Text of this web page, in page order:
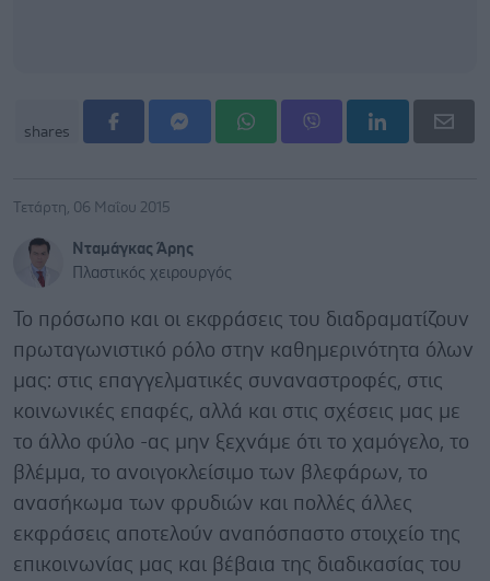
shares
Τετάρτη, 06 Μαΐου 2015
Νταμάγκας Άρης
Πλαστικός χειρουργός
Το πρόσωπο και οι εκφράσεις του διαδραματίζουν
πρωταγωνιστικό ρόλο στην καθημερινότητα όλων
μας: στις επαγγελματικές συναναστροφές, στις
κοινωνικές επαφές, αλλά και στις σχέσεις μας με
το άλλο φύλο -ας μην ξεχνάμε ότι το χαμόγελο, το
βλέμμα, το ανοιγοκλείσιμο των βλεφάρων, το
ανασήκωμα των φρυδιών και πολλές άλλες
εκφράσεις αποτελούν αναπόσπαστο στοιχείο της
επικοινωνίας μας και βέβαια της διαδικασίας του